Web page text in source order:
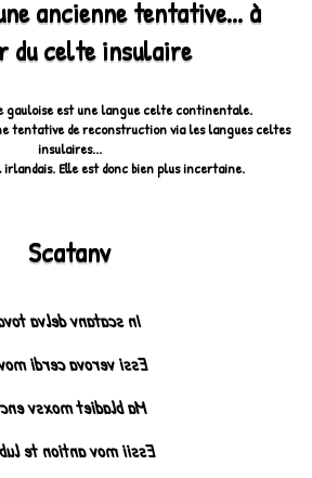
ancienne tentative... à
du celte insulaire
est une langue celte continentale.
tentative de reconstruction via les langues celtes
insulaires...
Elle est donc bien plus incertaine.
Scatanv
scatanv delva tova
verova cerdi mova
bladiet moxsv encv
mov antion te lubiv.